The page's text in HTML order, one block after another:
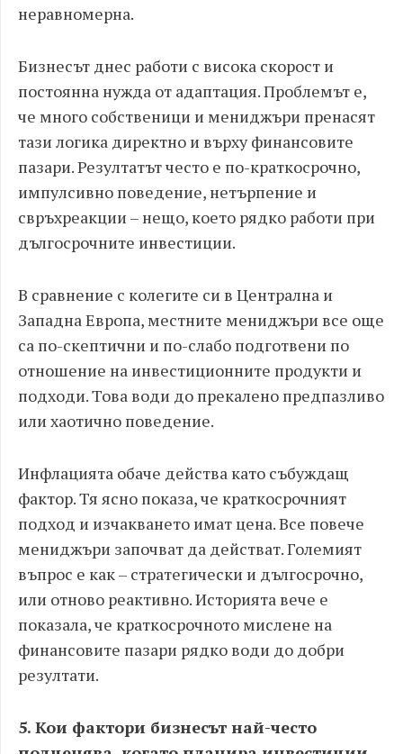
неравномерна.
Бизнесът днес работи с висока скорост и
постоянна нужда от адаптация. Проблемът е,
че много собственици и мениджъри пренасят
тази логика директно и върху финансовите
пазари. Резултатът често е по-краткосрочно,
импулсивно поведение, нетърпение и
свръхреакции – нещо, което рядко работи при
дългосрочните инвестиции.
В сравнение с колегите си в Централна и
Западна Европа, местните мениджъри все още
са по-скептични и по-слабо подготвени по
отношение на инвестиционните продукти и
подходи. Това води до прекалено предпазливо
или хаотично поведение.
Инфлацията обаче действа като събуждащ
фактор. Тя ясно показа, че краткосрочният
подход и изчакването имат цена. Все повече
мениджъри започват да действат. Големият
въпрос е как – стратегически и дългосрочно,
или отново реактивно. Историята вече е
показала, че краткосрочното мислене на
финансовите пазари рядко води до добри
резултати.
5. Кои фактори бизнесът най-често